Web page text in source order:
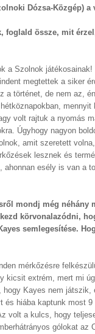
Dózsa-Közgép) a
foglald össze, mit
a Szolnok
megtettek a siker
a történet, de nem az,
volt rajtuk a nyomás
Úgyhogy nagyon
amit szeretett
lesznek és
ahonnan esély is van a
mondj még néhány
körvonalazódni,
semlegesítése.
mérkőzésre
kicsit extrém, mert mi
hogy Kayes nem
és hiába kaptunk most
volt a kulcs, hogy
gólokat az